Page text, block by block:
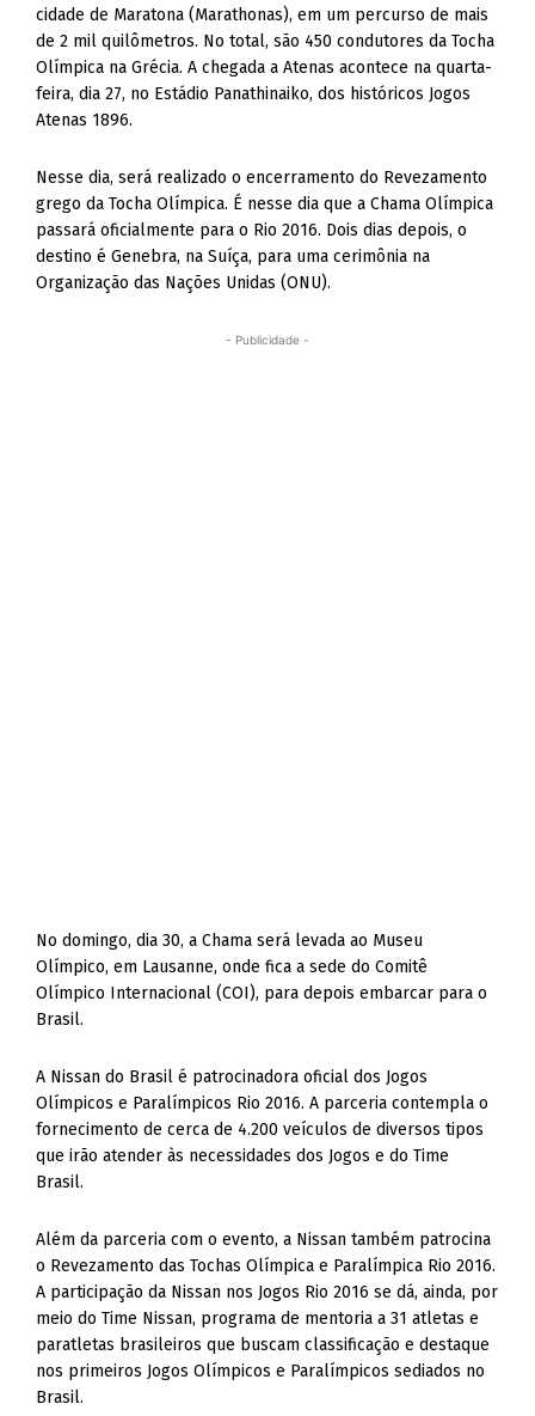
cidade de Maratona (Marathonas), em um percurso de mais
de 2 mil quilômetros. No total, são 450 condutores da Tocha
Olímpica na Grécia. A chegada a Atenas acontece na quarta-
feira, dia 27, no Estádio Panathinaiko, dos históricos Jogos
Atenas 1896.
Nesse dia, será realizado o encerramento do Revezamento
grego da Tocha Olímpica. É nesse dia que a Chama Olímpica
passará oficialmente para o Rio 2016. Dois dias depois, o
destino é Genebra, na Suíça, para uma cerimônia na
Organização das Nações Unidas (ONU).
- Publicidade -
No domingo, dia 30, a Chama será levada ao Museu
Olímpico, em Lausanne, onde fica a sede do Comitê
Olímpico Internacional (COI), para depois embarcar para o
Brasil.
A Nissan do Brasil é patrocinadora oficial dos Jogos
Olímpicos e Paralímpicos Rio 2016. A parceria contempla o
fornecimento de cerca de 4.200 veículos de diversos tipos
que irão atender às necessidades dos Jogos e do Time
Brasil.
Além da parceria com o evento, a Nissan também patrocina
o Revezamento das Tochas Olímpica e Paralímpica Rio 2016.
A participação da Nissan nos Jogos Rio 2016 se dá, ainda, por
meio do Time Nissan, programa de mentoria a 31 atletas e
paratletas brasileiros que buscam classificação e destaque
nos primeiros Jogos Olímpicos e Paralímpicos sediados no
Brasil.